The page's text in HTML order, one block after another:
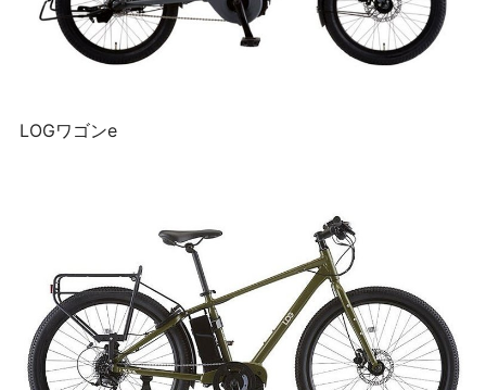
LOGワゴンe